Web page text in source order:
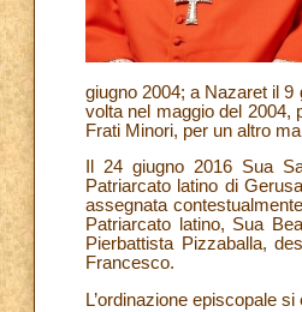
giugno 2004; a Nazaret il
volta nel maggio del 2004,
Frati Minori, per un altro
Il 24 giugno 2016 Sua
Patriarcato latino di
assegnata contestualmente
Patriarcato latino, Sua
Pierbattista Pizzaballa,
Francesco.
L’ordinazione episcopale